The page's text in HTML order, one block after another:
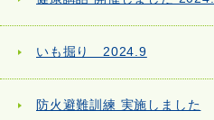
いも掘り 2024.9
防火避難訓練 実施しました